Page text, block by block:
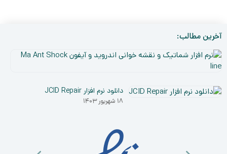
آخرین مطالب:
دانلود نرم افزار JCID Repair
۱۸ شهریور ۱۴۰۳